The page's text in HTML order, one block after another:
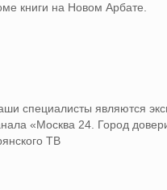
книги на Новом Арбате.
специалисты являются
«Москва 24. Город
ТВ